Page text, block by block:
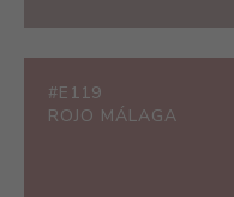
#E119
ROJO MÁLAGA